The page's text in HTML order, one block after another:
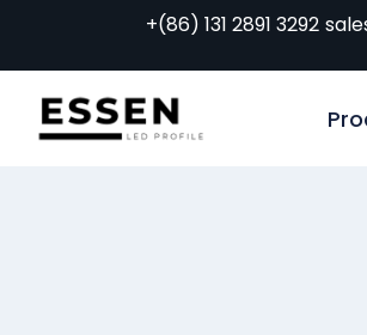
+(86) 131 2891 3292